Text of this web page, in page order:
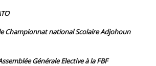
Championnat national Scolaire Adjohoun
Générale Elective à la FBF